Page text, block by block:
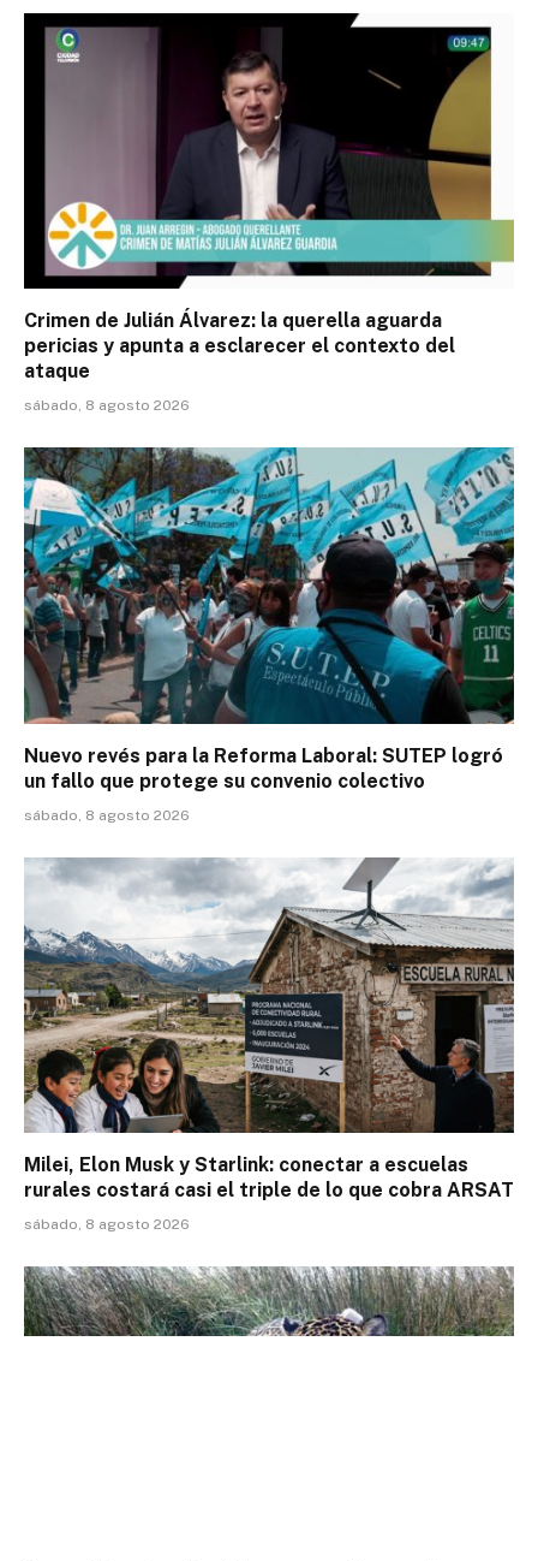
Crimen de Julián Álvarez: la querella aguarda
pericias y apunta a esclarecer el contexto del
ataque
sábado, 8 agosto 2026
Nuevo revés para la Reforma Laboral: SUTEP logró
un fallo que protege su convenio colectivo
sábado, 8 agosto 2026
Milei, Elon Musk y Starlink: conectar a escuelas
rurales costará casi el triple de lo que cobra ARSAT
sábado, 8 agosto 2026